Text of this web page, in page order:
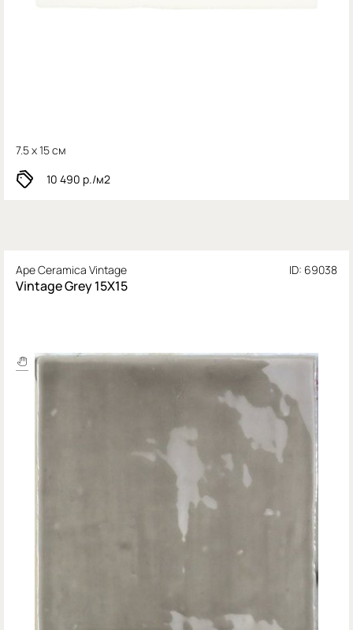
7.5 x 15 см
10 490 р./м2
Ape Ceramica Vintage ID: 69038
Vintage Grey 15X15